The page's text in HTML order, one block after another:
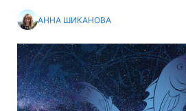
АННА ШИКАНОВА